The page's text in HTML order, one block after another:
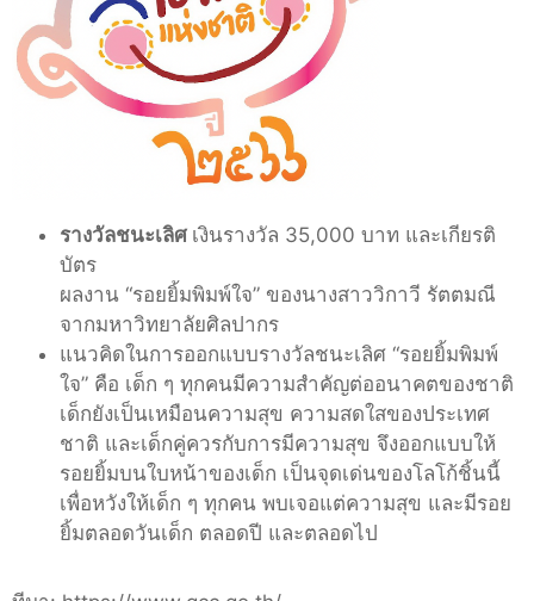
รางวัลชนะเลิศ เงินรางวัล 35,000 บาท และเกียรติ
บัตร
ผลงาน “รอยยิ้มพิมพ์ใจ” ของนางสาววิกาวี รัตตมณี
จากมหาวิทยาลัยศิลปากร
แนวคิดในการออกแบบรางวัลชนะเลิศ “รอยยิ้มพิมพ์
ใจ” คือ เด็ก ๆ ทุกคนมีความสำคัญต่ออนาคตของชาติ
เด็กยังเป็นเหมือนความสุข ความสดใสของประเทศ
ชาติ และเด็กคู่ควรกับการมีความสุข จึงออกแบบให้
รอยยิ้มบนใบหน้าของเด็ก เป็นจุดเด่นของโลโก้ชิ้นนี้
เพื่อหวังให้เด็ก ๆ ทุกคน พบเจอแต่ความสุข และมีรอย
ยิ้มตลอดวันเด็ก ตลอดปี และตลอดไป